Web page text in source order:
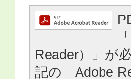
Reader）」が
記の「Adobe